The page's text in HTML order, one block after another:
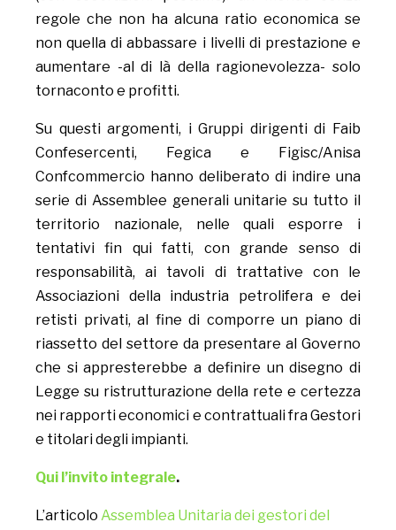
regole che non ha alcuna ratio economica se
non quella di abbassare i livelli di prestazione e
aumentare -al di là della ragionevolezza- solo
tornaconto e profitti.
Su questi argomenti, i Gruppi dirigenti di Faib
Confesercenti, Fegica e Figisc/Anisa
Confcommercio hanno deliberato di indire una
serie di Assemblee generali unitarie su tutto il
territorio nazionale, nelle quali esporre i
tentativi fin qui fatti, con grande senso di
responsabilità, ai tavoli di trattative con le
Associazioni della industria petrolifera e dei
retisti privati, al fine di comporre un piano di
riassetto del settore da presentare al Governo
che si appresterebbe a definire un disegno di
Legge su ristrutturazione della rete e certezza
nei rapporti economici e contrattuali fra Gestori
e titolari degli impianti.
Qui l’invito integrale.
L’articolo Assemblea Unitaria dei gestori del